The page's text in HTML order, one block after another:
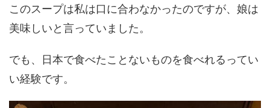
このスープは私は口に合わなかったのですが、娘は
美味しいと言っていました。
でも、日本で食べたことないものを食べれるってい
い経験です。